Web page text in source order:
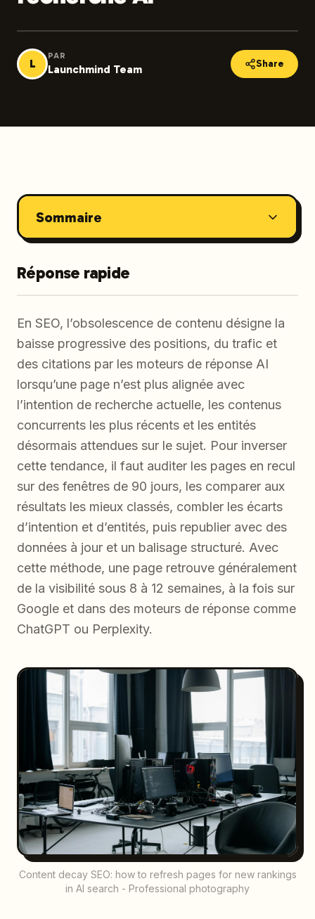
L
PAR
Launchmind Team Share
Sommaire
Réponse rapide
En SEO, l’obsolescence de contenu désigne la
baisse progressive des positions, du trafic et
des citations par les moteurs de réponse AI
lorsqu’une page n’est plus alignée avec
l’intention de recherche actuelle, les contenus
concurrents les plus récents et les entités
désormais attendues sur le sujet. Pour inverser
cette tendance, il faut auditer les pages en recul
sur des fenêtres de 90 jours, les comparer aux
résultats les mieux classés, combler les écarts
d’intention et d’entités, puis republier avec des
données à jour et un balisage structuré. Avec
cette méthode, une page retrouve généralement
de la visibilité sous 8 à 12 semaines, à la fois sur
Google et dans des moteurs de réponse comme
ChatGPT ou Perplexity.
Content decay SEO: how to refresh pages for new rankings
in AI search - Professional photography